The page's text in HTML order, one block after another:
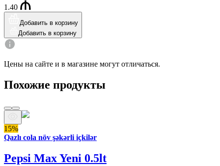
1.40
Добавить в корзину
Добавить в корзину
Цены на сайте и в магазине могут отличаться.
Похожие продукты
15%
Qazlı cola növ şəkərli içkilər
Pepsi Max Yeni 0.5lt